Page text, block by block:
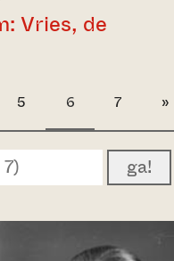
Vries, de
5 6 7 »
ga!